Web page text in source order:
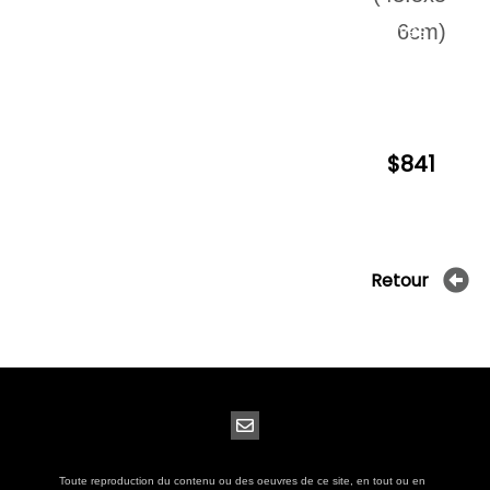
Archives
6cm)
$841
Retour
Toute reproduction du contenu ou des oeuvres de ce site, en tout ou en